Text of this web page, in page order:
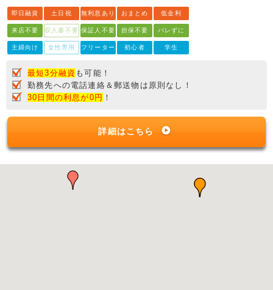
即日融資 土日祝 無利息あり おまとめ 低金利
来店不要 収入書不要 保証人不要 担保不要 バレずに
主婦向け 女性専用 フリーター 初心者 学生
最短3分融資 も可能！
勤務先への電話連絡＆郵送物は原則なし！
30日間の利息が0円 ！
詳細はこちら